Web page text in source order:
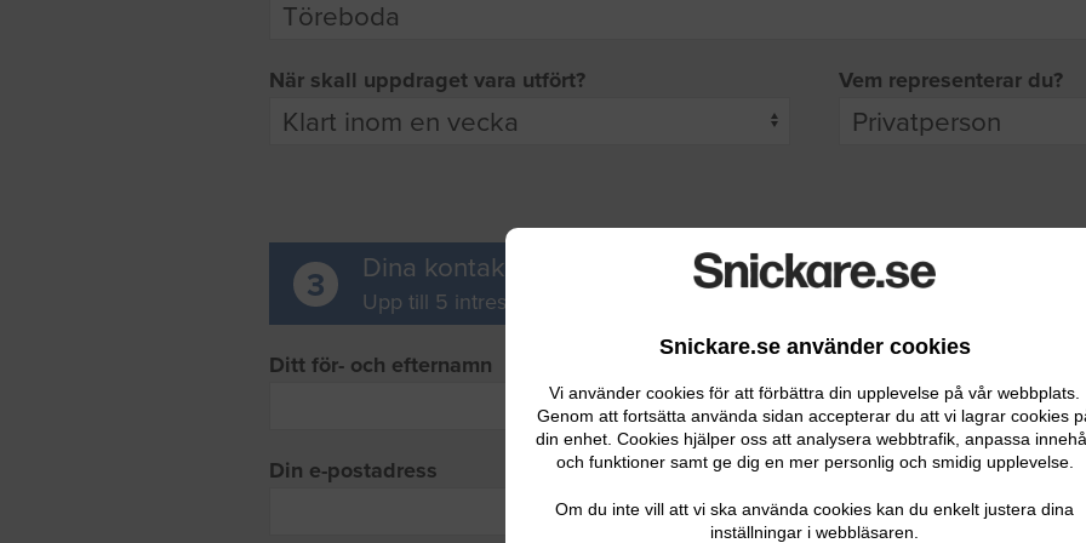
Snickare.se använder cookies
Vi använder cookies för att förbättra din upplevelse på vår webbplats.
Genom att fortsätta använda sidan accepterar du att vi lagrar cookies
din enhet. Cookies hjälper oss att analysera webbtrafik, anpassa
och funktioner samt ge dig en mer personlig och smidig upplevelse.
Om du inte vill att vi ska använda cookies kan du enkelt justera dina
inställningar i webbläsaren.
När skall uppdraget vara utfört? Vem representerar du?
3 Dina kontaktuppgifter
Upp till 5 intresserade leverantörer får möjlighet att ta kontakt med dig.
Ditt för- och efternamn
Din e-postadress Ditt telefonnummer